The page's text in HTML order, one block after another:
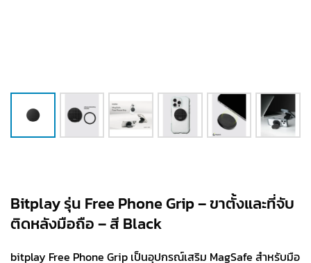
Bitplay รุ่น Free Phone Grip – ขาตั้งและที่จับ
ติดหลังมือถือ – สี Black
bitplay Free Phone Grip เป็นอุปกรณ์เสริม MagSafe สำหรับมือ